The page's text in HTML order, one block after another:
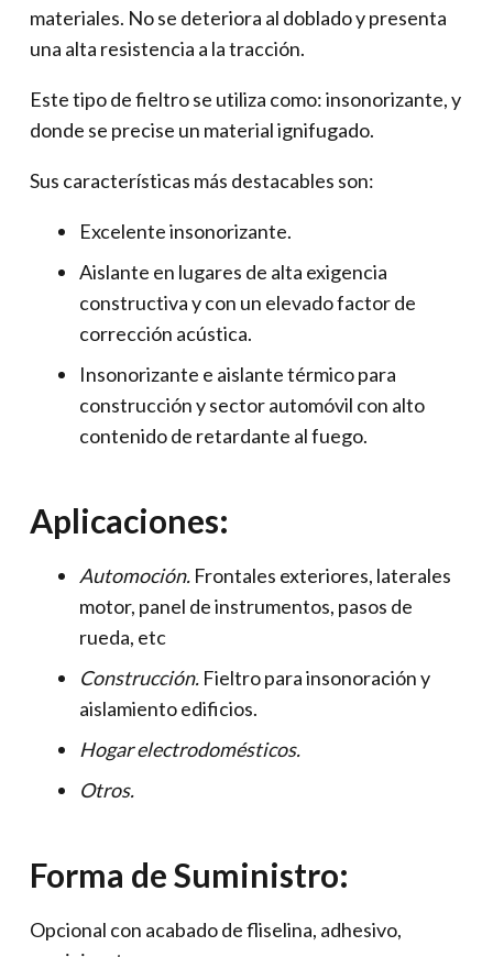
materiales. No se deteriora al doblado y presenta
una alta resistencia a la tracción.
Este tipo de fi­eltro se utiliza como: insonorizante, y
donde se precise un material ignifugado.
Sus características más destacables son:
Excelente insonorizante.
Aislante en lugares de alta exigencia
constructiva y con un elevado factor de
corrección acústica.
Insonorizante e aislante térmico para
construcción y sector automóvil con alto
contenido de retardante al fuego.
Aplicaciones:
Automoción. Frontales exteriores, laterales
motor, panel de instrumentos, pasos de
rueda, etc
Construcción. Fieltro para insonoración y
aislamiento edificios.
Hogar electrodomésticos.
Otros.
Forma de Suministro:
Opcional con acabado de fliselina, adhesivo,